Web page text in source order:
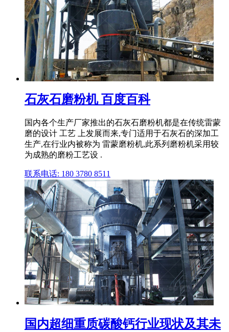
石灰石磨粉机 百度百科
国内各个生产厂家推出的石灰石磨粉机都是在传统雷蒙
磨的设计 工艺 上发展而来,专门适用于石灰石的深加工
生产,在行业内被称为 雷蒙磨粉机,此系列磨粉机采用较
为成熟的磨粉工艺设 .
联系电话: 180 3780 8511
国内超细重质碳酸钙行业现状及其未